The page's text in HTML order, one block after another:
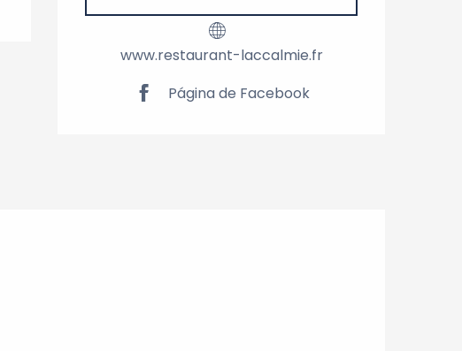
www.restaurant-laccalmie.fr
Página de Facebook